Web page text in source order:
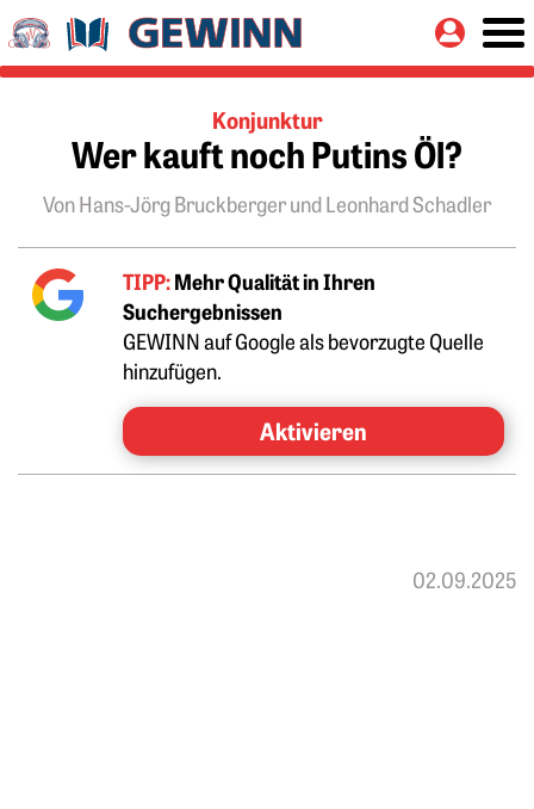
Springe zu:
Konjunktur
Wer kauft noch Putins Öl?
Von Hans-Jörg Bruckberger und Leonhard Schadler
TIPP:Mehr Qualität in Ihren
Suchergebnissen
GEWINN auf Google als bevorzugte Quelle
hinzufügen.
Aktivieren
02.09.2025